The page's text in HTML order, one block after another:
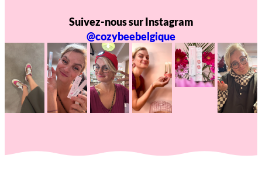
Suivez-nous sur Instagram
@cozybeebelgique